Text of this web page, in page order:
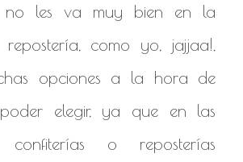
les va muy bien en la
como yo, jajjaa!,
opciones a la hora de
elegir, ya que en las
confiterías o reposterías